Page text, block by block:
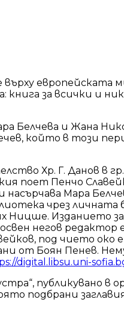
европейската
за всички и
и Жана
който в този
Хр. Г. Данов в гр.
поет Пенчо
Мара
чрез личната
Ницше. Изданието
негов редактор
под чието око
от Боян Пенев.
digital.libsu.uni-
публикувано в
подбрани